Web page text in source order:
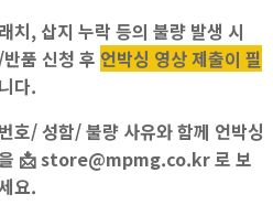
치, 삽지 누락 등의 불량 발생 시
품 신청 후 언박싱 영상 제출이 필
다.
호/ 성함/ 불량 사유와 함께 언박싱
📩store@mpmg.co.kr로 보
요.